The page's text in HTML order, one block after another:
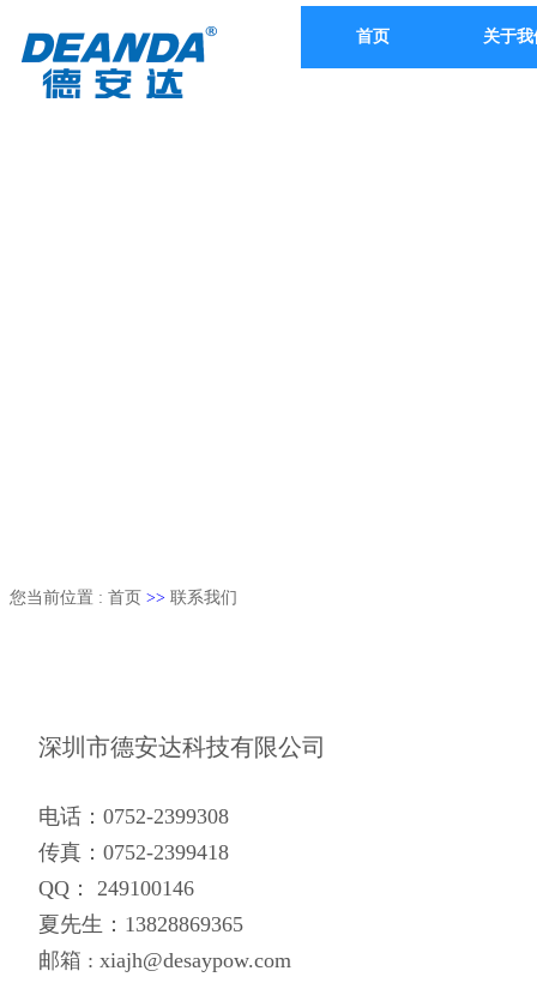
首页 关于我
您当前位置 : 首页 >> 联系我们
深圳市德安达科技有限公司
电话：0752-2399308
传真：0752-2399418
QQ ： 249100146
夏先生：13828869365
邮箱 : xiajh@desaypow.com